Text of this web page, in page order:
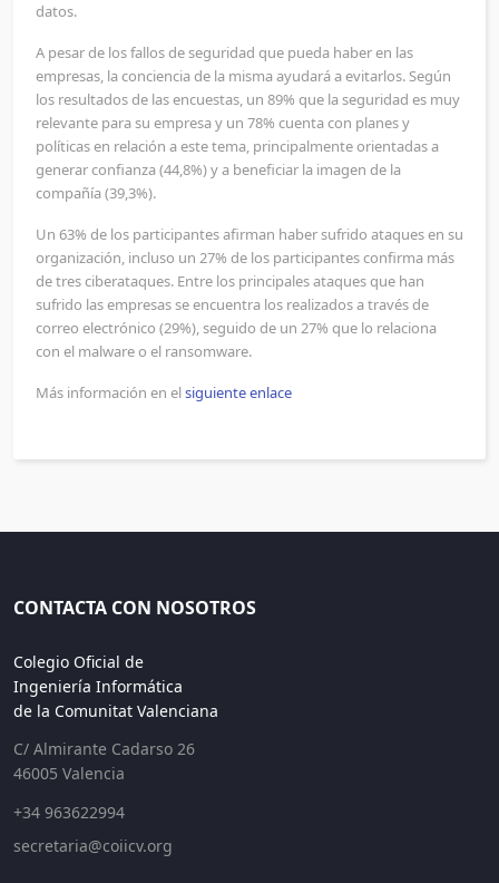
datos.
A pesar de los fallos de seguridad que pueda haber en las
empresas, la conciencia de la misma ayudará a evitarlos. Según
los resultados de las encuestas, un 89% que la seguridad es muy
relevante para su empresa y un 78% cuenta con planes y
políticas en relación a este tema, principalmente orientadas a
generar confianza (44,8%) y a beneficiar la imagen de la
compañía (39,3%).
Un 63% de los participantes afirman haber sufrido ataques en su
organización, incluso un 27% de los participantes confirma más
de tres ciberataques. Entre los principales ataques que han
sufrido las empresas se encuentra los realizados a través de
correo electrónico (29%), seguido de un 27% que lo relaciona
con el malware o el ransomware.
Más información en elsiguiente enlace
CONTACTA CON NOSOTROS
Colegio Oficial de
Ingeniería Informática
de la Comunitat Valenciana
C/ Almirante Cadarso 26
46005 Valencia
+34 963622994
secretaria@coiicv.org